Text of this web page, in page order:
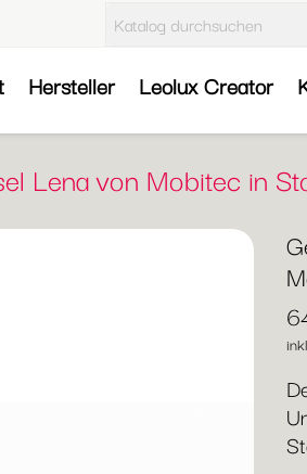
Hersteller Leolux Creator
Lena von Mobitec in